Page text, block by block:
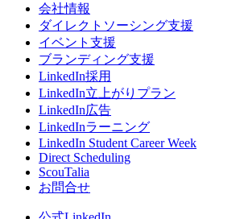
会社情報
ダイレクトソーシング支援
イベント支援
ブランディング支援
LinkedIn採用
LinkedIn立上がりプラン
LinkedIn広告
LinkedInラーニング
LinkedIn Student Career Week
Direct Scheduling
ScouTalia
お問合せ